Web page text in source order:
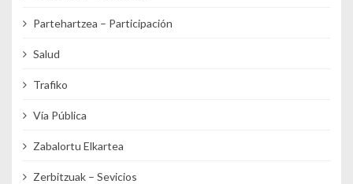
Partehartzea – Participación
Salud
Trafiko
Vía Pública
Zabalortu Elkartea
Zerbitzuak – Sevicios